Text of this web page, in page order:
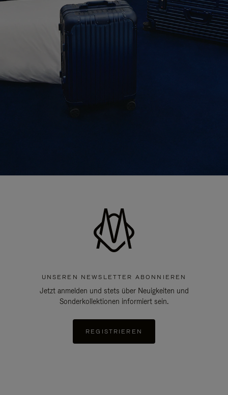
UNSEREN NEWSLETTER ABONNIEREN
Jetzt anmelden und stets über Neuigkeiten und
Sonderkollektionen informiert sein.
REGISTRIEREN